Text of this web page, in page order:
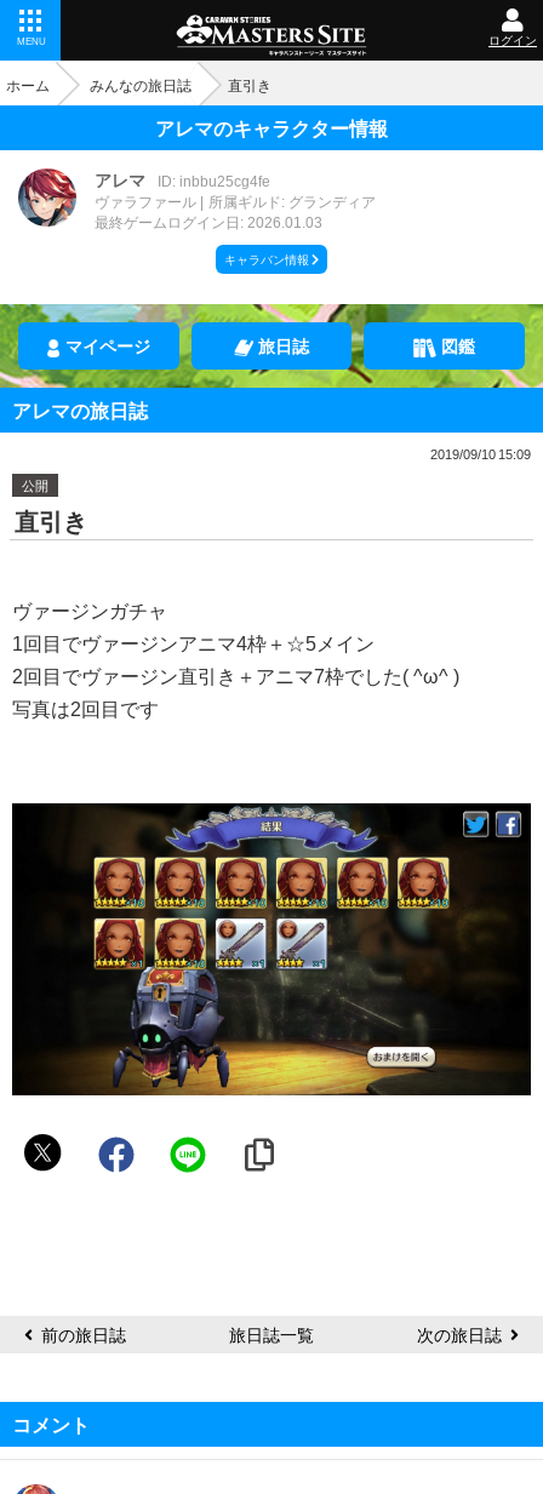
MENU ログイン
ホーム みんなの旅日誌 直引き
アレマのキャラクター情報
アレマ
ID: inbbu25cg4fe
ヴァラファール
所属ギルド: グランディア
最終ゲームログイン日: 2026.01.03
キャラバン情報
マイページ 旅日誌 図鑑
アレマの旅日誌
2019/09/10 15:09
公開
直引き
ヴァージンガチャ
1回目でヴァージンアニマ4枠＋☆5メイン
2回目でヴァージン直引き＋アニマ7枠でした( ^ω^ )
写真は2回目です
ア
前の旅日誌 旅日誌一覧 次の旅日誌
コメント